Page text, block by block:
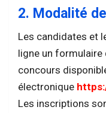
2. Modalité
Les candidates et
ligne un formulaire
concours
électronique
Les inscriptions